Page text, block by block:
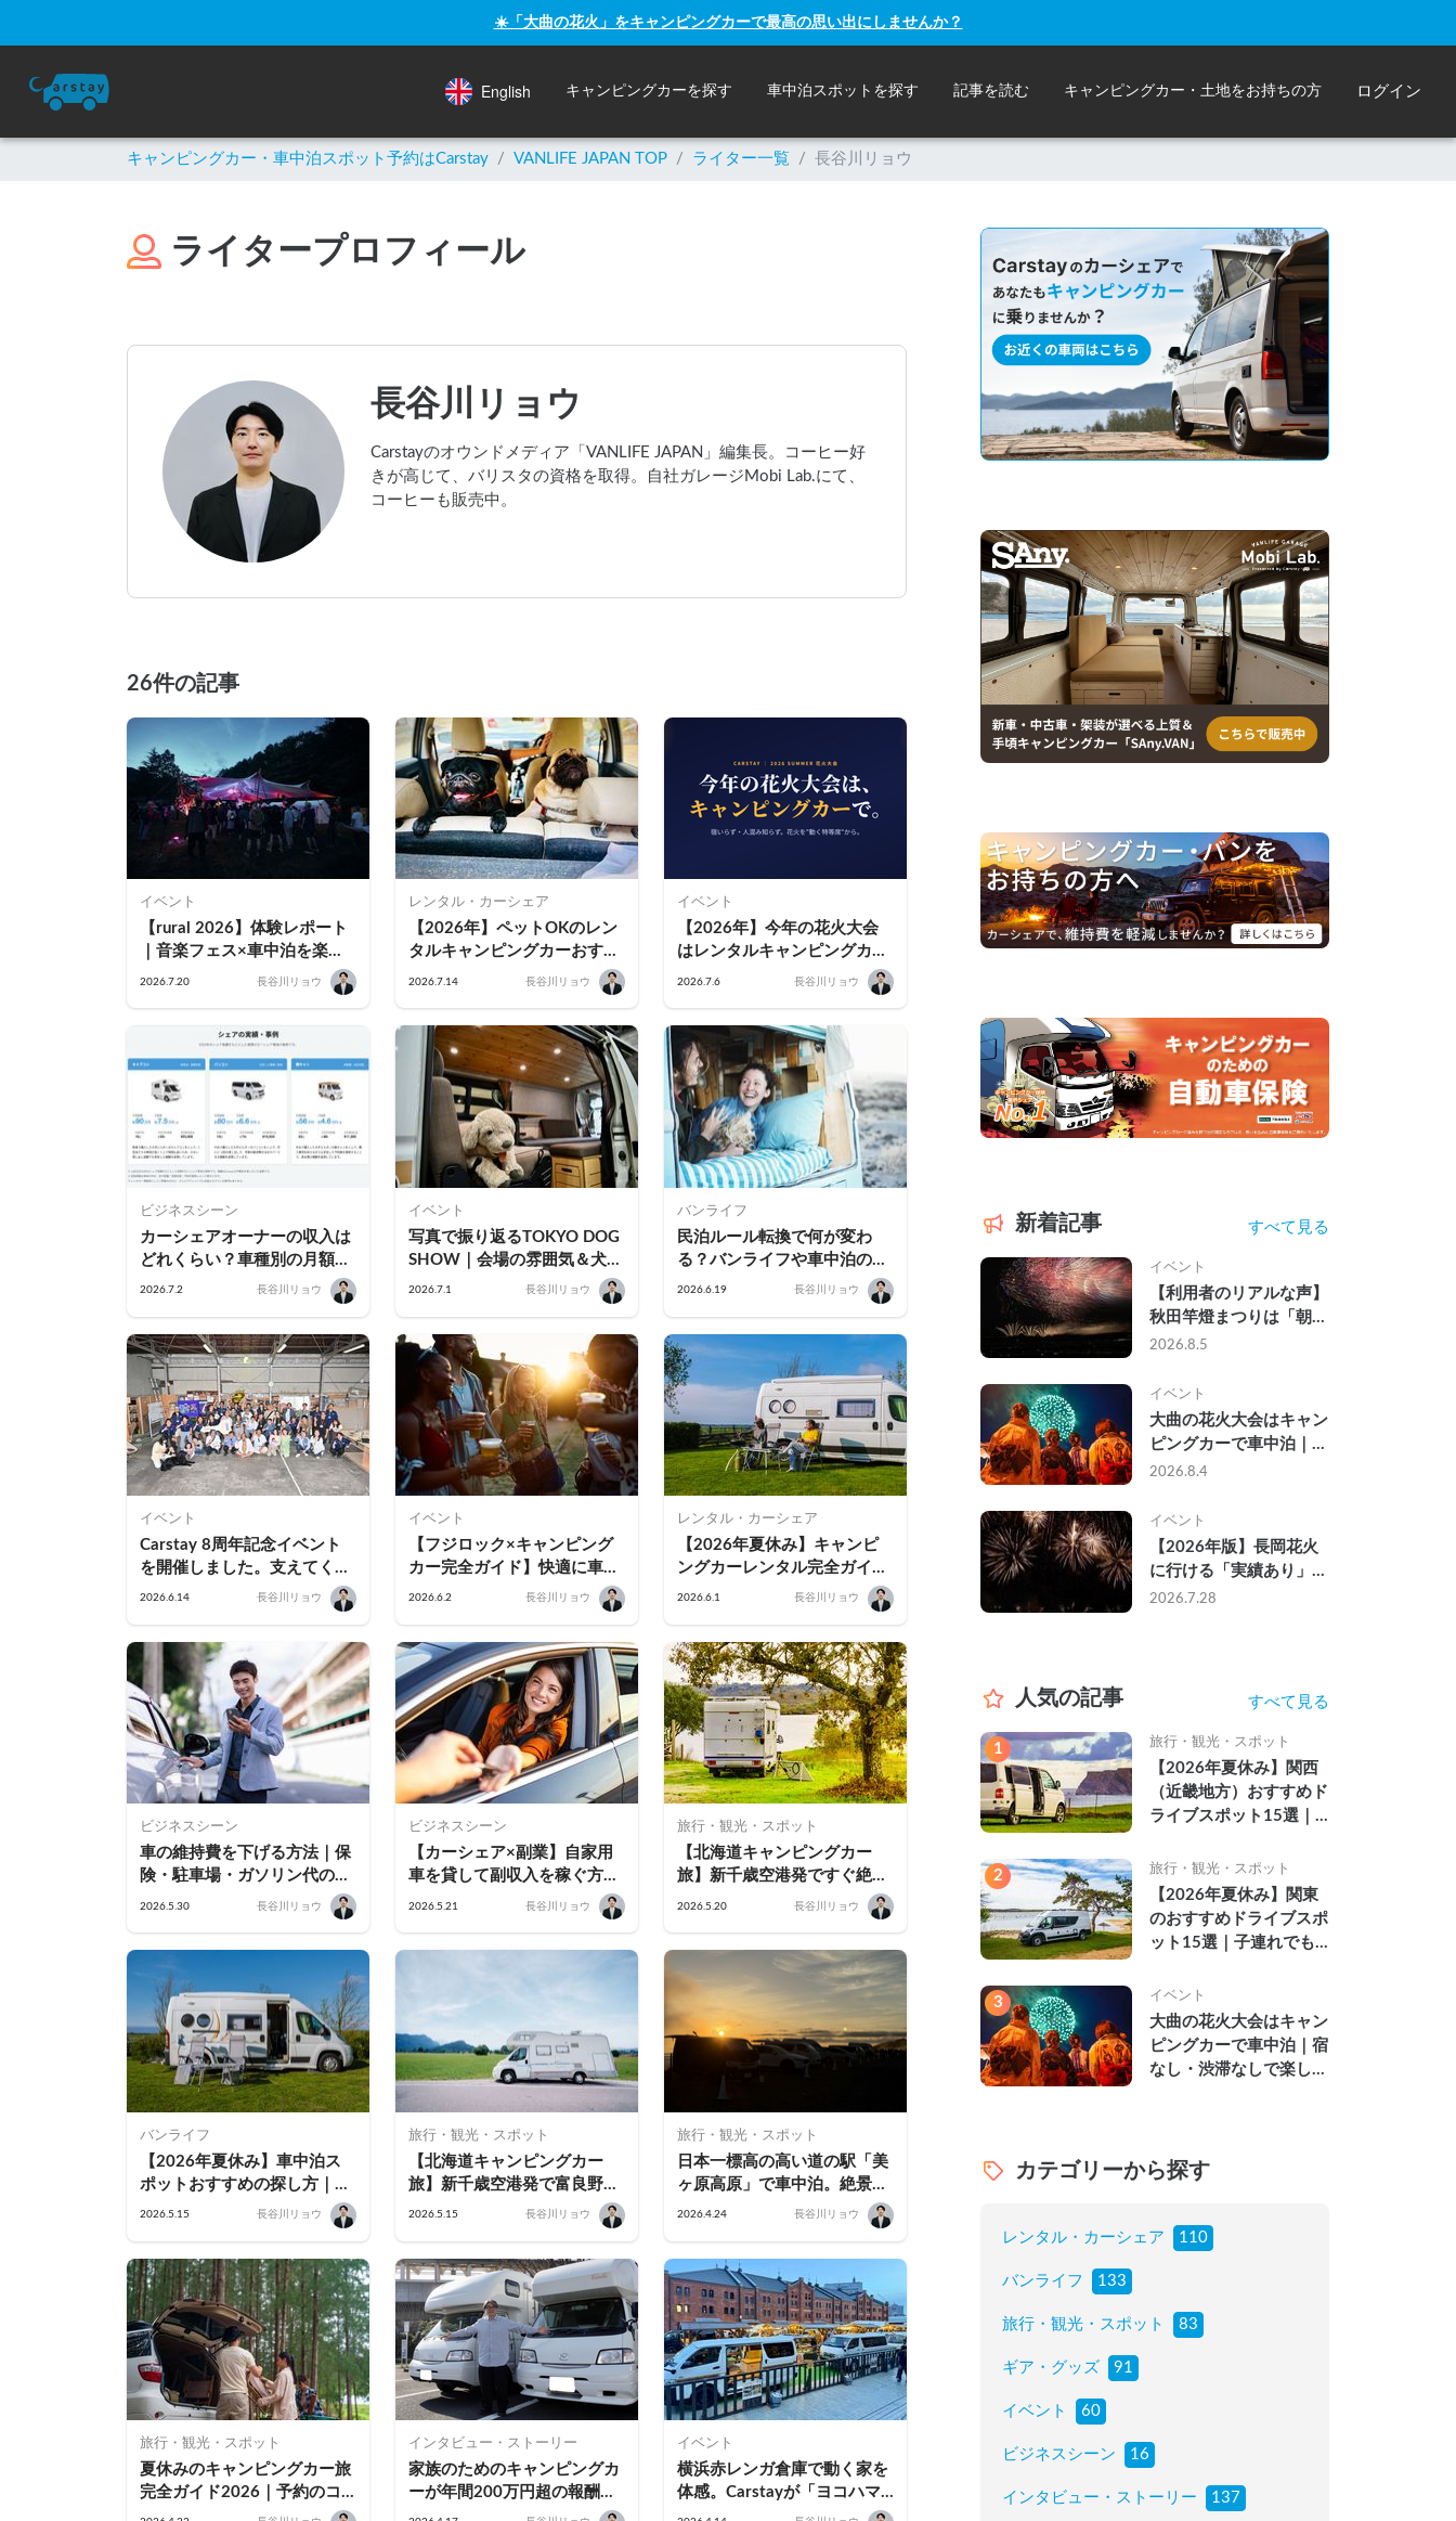
☀️「大曲の花火」をキャンピングカーで最高の思い出にしませんか？
English キャンピングカーを探す 車中泊スポットを探す 記事を読む キャンピングカー・土地をお持ちの方 ログイン
キャンピングカー・車中泊スポット予約はCarstay / VANLIFE JAPAN TOP / ライター一覧 / 長谷川リョウ
ライタープロフィール
長谷川リョウ
Carstayのオウンドメディア「VANLIFE JAPAN」編集長。コーヒー好
きが高じて、バリスタの資格を取得。自社ガレージMobi Lab.にて、
コーヒーも販売中。
26件の記事
イベント
【rural 2026】体験レポート
｜音楽フェス×車中泊を楽し
むキャンピングカーという選
2026.7.20 長谷川リョウ
レンタル・カーシェア
【2026年】ペットOKのレン
タルキャンピングカーおすす
め8選｜犬との車中泊の選び
方・注意点・保険まで完全ガ
2026.7.14 長谷川リョウ
イベント
【2026年】今年の花火大会
はレンタルキャンピングカー
で。宿いらず・人混み知らず
2026.7.6 長谷川リョウ
ビジネスシーン
カーシェアオーナーの収入は
どれくらい？車種別の月額目
安とシミュレーション
2026.7.2 長谷川リョウ
イベント
写真で振り返るTOKYO DOG
SHOW｜会場の雰囲気＆犬と
の暮らしのこれから
2026.7.1 長谷川リョウ
バンライフ
民泊ルール転換で何が変わ
る？バンライフや車中泊のこ
れからを考えよう
2026.6.19 長谷川リョウ
イベント
Carstay 8周年記念イベント
を開催しました。支えてくだ
さる皆さまと迎えた節目の1
2026.6.14 長谷川リョウ
イベント
【フジロック×キャンピング
カー完全ガイド】快適に車中
泊！実際の体験レビューをも
とに持ち物・雨対策・宿/ホ
2026.6.2 長谷川リョウ
レンタル・カーシェア
【2026年夏休み】キャンピ
ングカーレンタル完全ガイド
｜予約・料金・探し方・保険
2026.6.1 長谷川リョウ
ビジネスシーン
車の維持費を下げる方法｜保
険・駐車場・ガソリン代の見
直し＋初期費用0円から始め
るカーシェアという選択肢
2026.5.30 長谷川リョウ
ビジネスシーン
【カーシェア×副業】自家用
車を貸して副収入を稼ぐ方法
とは？年間200万円以上稼ぐ
コツ＆維持費を軽減する始め
2026.5.21 長谷川リョウ
旅行・観光・スポット
【北海道キャンピングカー
旅】新千歳空港発ですぐ絶景
へ。支笏湖周辺2泊3日キャン
2026.5.20 長谷川リョウ
バンライフ
【2026年夏休み】車中泊ス
ポットおすすめの探し方｜エ
リア別・条件別に失敗しない
2026.5.15 長谷川リョウ
旅行・観光・スポット
【北海道キャンピングカー
旅】新千歳空港発で富良野・
美瑛を2泊3日で巡るモデルコ
2026.5.15 長谷川リョウ
旅行・観光・スポット
日本一標高の高い道の駅「美
ヶ原高原」で車中泊。絶景だ
けじゃない予約して泊まる価
2026.4.24 長谷川リョウ
旅行・観光・スポット
夏休みのキャンピングカー旅
完全ガイド2026｜予約のコ
ツ・車両の選び方・モデルコ
インタビュー・ストーリー
家族のためのキャンピングカ
ーが年間200万円超の報酬を
生む。スーパーホルダーが語
イベント
横浜赤レンガ倉庫で動く家を
体感。Carstayが「ヨコハマ
フリューリングスフェスト
新着記事 すべて見る
イベント
【利用者のリアルな声】
秋田竿燈まつりは「朝か
ら夜まで」の祭り。キャ
組の記録
2026.8.5
イベント
大曲の花火大会はキャン
ピングカーで車中泊｜宿
なし・渋滞なしで楽しむ
2026.8.4
イベント
【2026年版】長岡花火
に行ける「実績あり」の
キャンピングカー3選｜
2026.7.28
人気の記事 すべて見る
1 旅行・観光・スポット
【2026年夏休み】関西
（近畿地方）おすすめド
ライブスポット15選｜
名所を紹介
2 旅行・観光・スポット
【2026年夏休み】関東
のおすすめドライブスポ
ット15選｜子連れでも
ルメ・温泉を徹底解説
3 イベント
大曲の花火大会はキャン
ピングカーで車中泊｜宿
なし・渋滞なしで楽しむ
カテゴリーから探す
レンタル・カーシェア 110
バンライフ 133
旅行・観光・スポット 83
ギア・グッズ 91
イベント 60
ビジネスシーン 16
インタビュー・ストーリー 137